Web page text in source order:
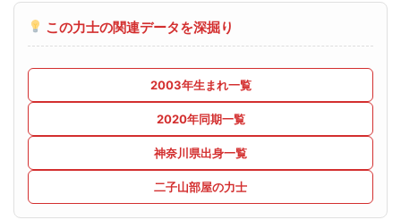
この力士の関連データを深掘り
2003年生まれ一覧
2020年同期一覧
神奈川県出身一覧
二子山部屋の力士